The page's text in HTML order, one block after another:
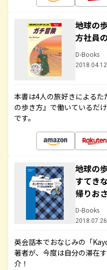
地球の
方社員
D-Books
本書は4人の旅好きによる
の歩き方』で働いているだ
です。
地球の
すてき
帰りお
D-Books
英会話本でおなじみの「
著者が、今度は自分の滞在
介！